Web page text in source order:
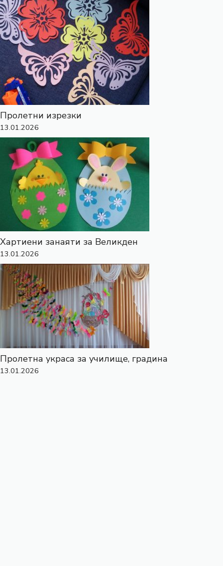
Пролетни изрезки
13.01.2026
Хартиени занаяти за Великден
13.01.2026
Пролетна украса за училище, градина
13.01.2026